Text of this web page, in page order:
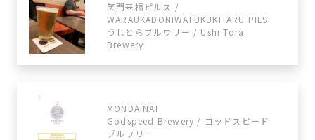
笑門来福ピルス /
WARAUKADONIWAFUKUKITARU PILS
うしとらブルワリー / Ushi Tora
Brewery
MONDAINAI
Godspeed Brewery / ゴッドスピード
ブルワリー